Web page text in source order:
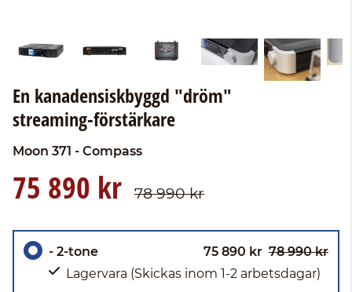
En kanadensiskbyggd "dröm"
streaming-förstärkare
Moon 371 - Compass
75 890 kr 78 990 kr
- 2-tone 75 890 kr 78 990 kr
Lagervara (Skickas inom 1-2 arbetsdagar)